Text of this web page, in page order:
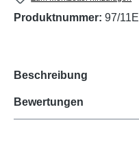
Produktnummer: 97/11E
Beschreibung
Bewertungen